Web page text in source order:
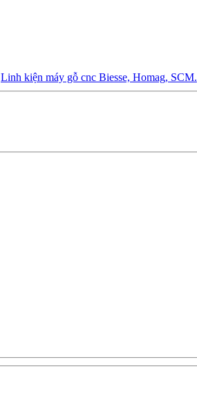
Linh kiện máy gỗ cnc Biesse, Homag, SCM.